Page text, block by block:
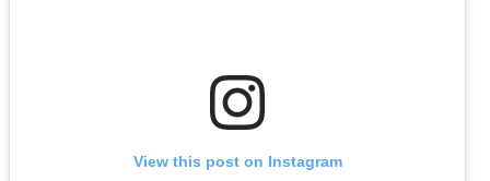
View this post on Instagram